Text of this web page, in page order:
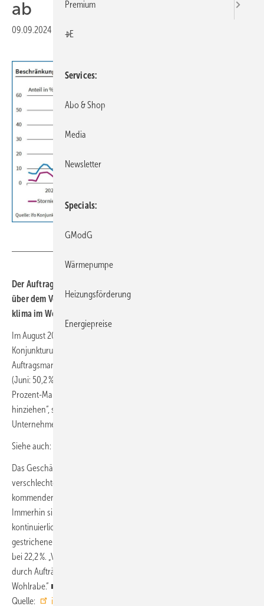
ab
09.09.2024 Druckvorschau
Der Auftrags­mangel im Woh­nungs­bau ist im Juli 2024 gegen­
über dem Vor­mo­nat wie­der leicht ge­stie­gen und das Geschäfts­
kli­ma im Woh­nungs­bau tief im Minus.
Im August 2024 haben 50,6 % der im Rahmen der ifo
Konjunkturumfrage befragten Bauunternehmen von einem
Auftragsmangel im Wohnungsbau berichtet, nach 51,3 % im Juli 2024
(Juni: 50,2 %). Der Anteil liegt nun seit neun Monaten über der 50-
Prozent-Marke. „Die Krise im Wohnungsbau wird sich noch lange
hinziehen“, sagt Klaus Wohlrabe, Leiter der ifo Umfragen. „Die
Unternehmen suchen weiterhin nach Hoffnungssignalen.“
Siehe auch:
Das Geschäftsklima im Wohnungsbau hat sich im August 2024
verschlechtert. Jedes zweite Unternehmen blickt pessimistisch auf die
kommenden Monate. Es gibt aktuell nur wenig positive Nachrichten.
Immerhin sinkt die Stornoquote bei Aufträgen seit einem halben Jahr
kontinuierlich. Im August 2024 berichten 11,7 % der Unternehmen von
gestrichenen Aufträgen. Im Oktober letzten Jahres lag der Anteil noch
bei 22,2 %. „Viele Unternehmen versuchen die Krise im Wohnungsbau
durch Aufträge aus dem Straßenbau auszugleichen“, ergänzt
Wohlrabe.“ ■
Quelle:
ifo Institut
Premium
+E
Services
Abo & Shop
Media
Newsletter
Specials
GModG
Wärmepumpe
Heizungsförderung
Energiepreise